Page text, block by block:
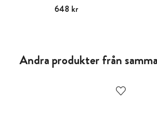
Pris:648 kr
648 kr
Andra produkter från